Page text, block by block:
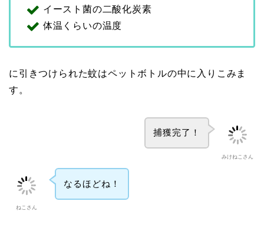
イースト菌の二酸化炭素
体温くらいの温度
に引きつけられた蚊はペットボトルの中に入りこみま
す。
みけねこさん
捕獲完了！
ねこさん
なるほどね！